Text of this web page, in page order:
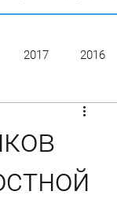
2017 2016